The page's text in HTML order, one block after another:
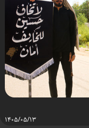
۱۴۰۵/۰۵/۱۳